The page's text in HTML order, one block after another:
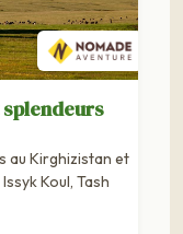
au Kirghizistan et
Koul, Tash